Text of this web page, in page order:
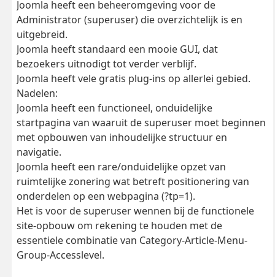
Joomla heeft een beheeromgeving voor de
Administrator (superuser) die overzichtelijk is en
uitgebreid.
Joomla heeft standaard een mooie GUI, dat
bezoekers uitnodigt tot verder verblijf.
Joomla heeft vele gratis plug-ins op allerlei gebied.
Nadelen:
Joomla heeft een functioneel, onduidelijke
startpagina van waaruit de superuser moet beginnen
met opbouwen van inhoudelijke structuur en
navigatie.
Joomla heeft een rare/onduidelijke opzet van
ruimtelijke zonering wat betreft positionering van
onderdelen op een webpagina (?tp=1).
Het is voor de superuser wennen bij de functionele
site-opbouw om rekening te houden met de
essentiele combinatie van Category-Article-Menu-
Group-Accesslevel.